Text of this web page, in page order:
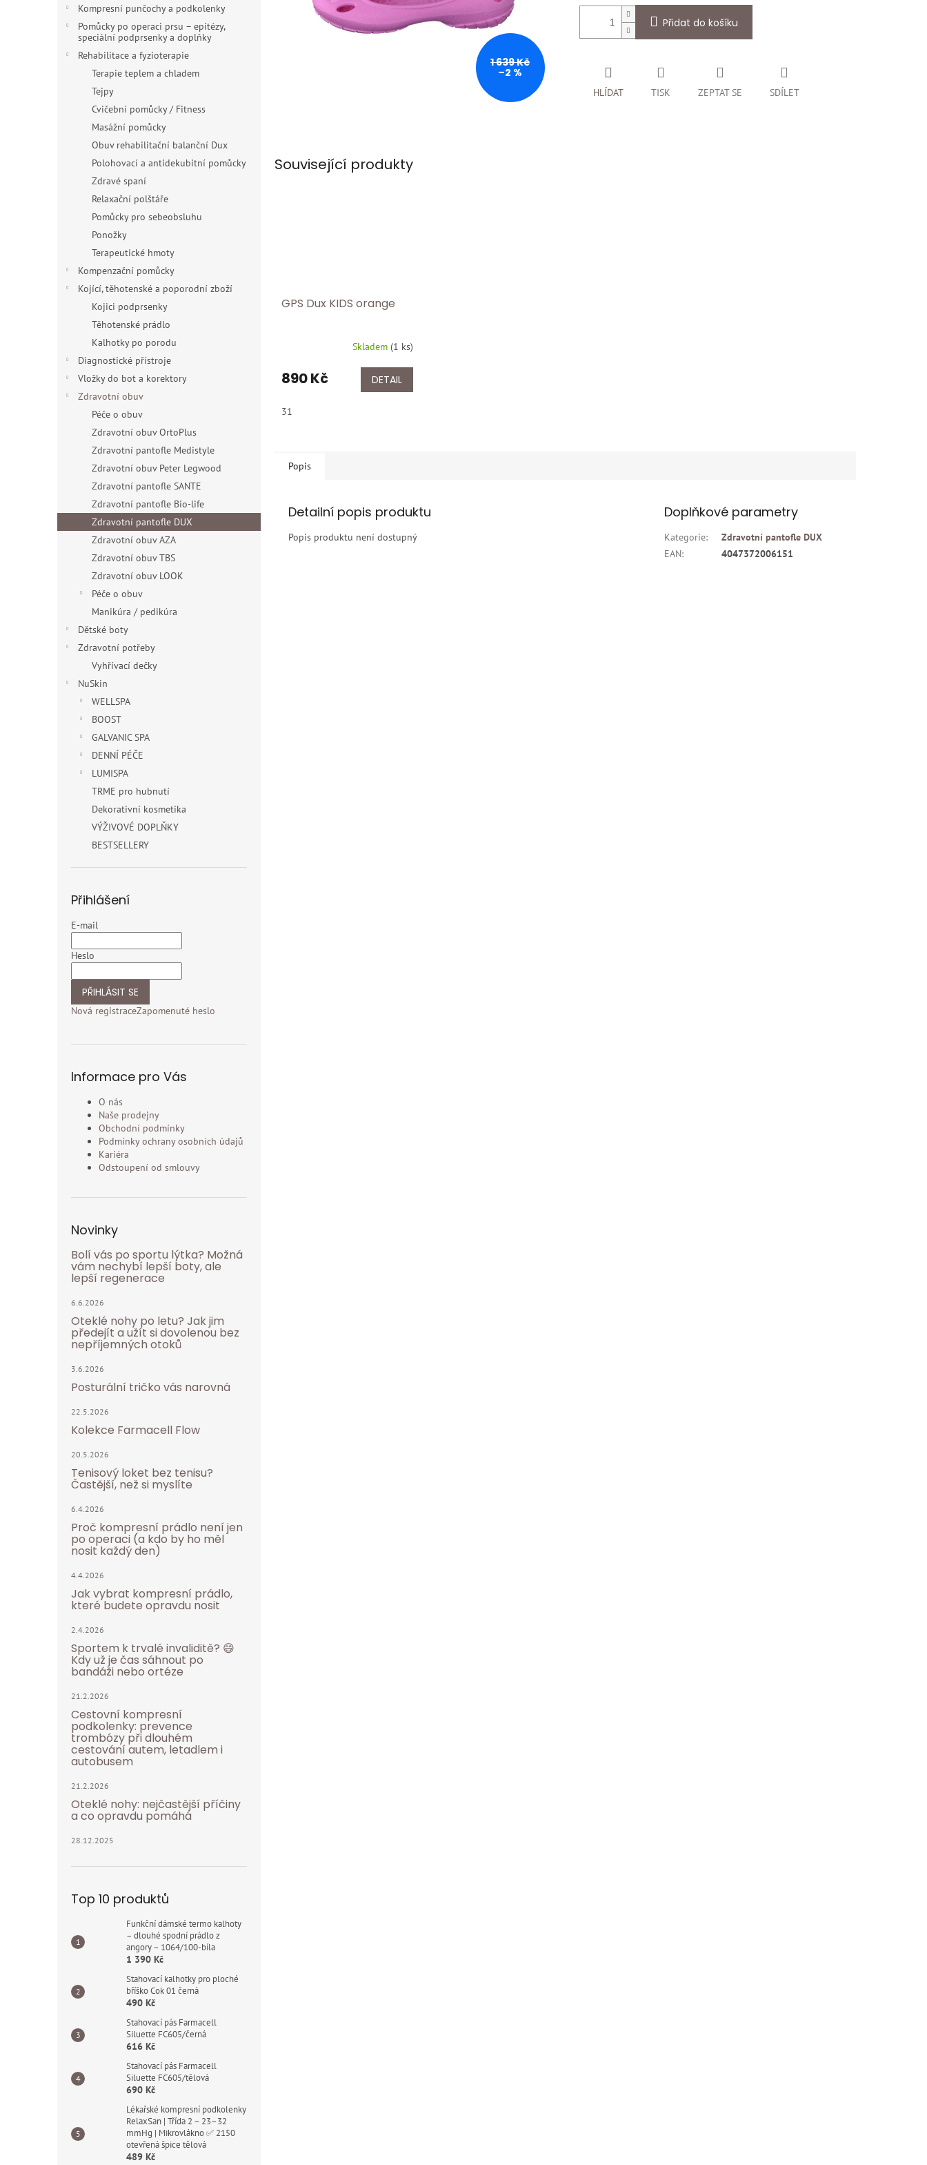
Kompresní punčochy a podkolenky
Pomůcky po operaci prsu – epitézy,
speciální podprsenky a doplňky
Rehabilitace a fyzioterapie
Terapie teplem a chladem
Tejpy
Cvičební pomůcky / Fitness
Masážní pomůcky
Obuv rehabilitační balanční Dux
Polohovací a antidekubitní pomůcky
Zdravé spaní
Relaxační polštáře
Pomůcky pro sebeobsluhu
Ponožky
Terapeutické hmoty
Kompenzační pomůcky
Kojící, těhotenské a poporodní zboží
Kojici podprsenky
Těhotenské prádlo
Kalhotky po porodu
Diagnostické přístroje
Vložky do bot a korektory
Zdravotní obuv
Péče o obuv
Zdravotní obuv OrtoPlus
Zdravotní pantofle Medistyle
Zdravotní obuv Peter Legwood
Zdravotní pantofle SANTE
Zdravotní pantofle Bio-life
Zdravotní pantofle DUX
Zdravotní obuv AZA
Zdravotní obuv TBS
Zdravotní obuv LOOK
Péče o obuv
Manikúra / pedikúra
Dětské boty
Zdravotní potřeby
Vyhřívací dečky
NuSkin
WELLSPA
BOOST
GALVANIC SPA
DENNÍ PÉČE
LUMISPA
TRME pro hubnutí
Dekorativní kosmetika
VÝŽIVOVÉ DOPLŇKY
BESTSELLERY
Přihlášení
E-mail
Heslo
PŘIHLÁSIT SE
Nová registraceZapomenuté heslo
Informace pro Vás
O nás
Naše prodejny
Obchodní podmínky
Podmínky ochrany osobních údajů
Kariéra
Odstoupení od smlouvy
Novinky
Bolí vás po sportu lýtka? Možná
vám nechybí lepší boty, ale
lepší regenerace
6.6.2026
Oteklé nohy po letu? Jak jim
předejít a užít si dovolenou bez
nepříjemných otoků
3.6.2026
Posturální tričko vás narovná
22.5.2026
Kolekce Farmacell Flow
20.5.2026
Tenisový loket bez tenisu?
Častější, než si myslíte
6.4.2026
Proč kompresní prádlo není jen
po operaci (a kdo by ho měl
nosit každý den)
4.4.2026
Jak vybrat kompresní prádlo,
které budete opravdu nosit
2.4.2026
Sportem k trvalé invaliditě? 😄
Kdy už je čas sáhnout po
bandáži nebo ortéze
21.2.2026
Cestovní kompresní
podkolenky: prevence
trombózy při dlouhém
cestování autem, letadlem i
autobusem
21.2.2026
Oteklé nohy: nejčastější příčiny
a co opravdu pomáhá
28.12.2025
Top 10 produktů
Funkční dámské termo kalhoty
– dlouhé spodní prádlo z
angory – 1064/100-bíla
1 390 Kč
Stahovací kalhotky pro ploché
bříško Cok 01 černá
490 Kč
Stahovací pás Farmacell
Siluette FC605/černá
616 Kč
Stahovací pás Farmacell
Siluette FC605/tělová
690 Kč
Lékařské kompresní podkolenky
RelaxSan | Třída 2 – 23–32
mmHg | Mikrovlákno ✅ 2150
otevřená špice tělová
489 Kč
1 639 Kč
–2 %
Přidat do košíku
TISK ZEPTAT SE
HLÍDAT SDÍLET
Související produkty
GPS Dux KIDS orange
Skladem (1 ks)
890 Kč DETAIL
31
Popis
Detailní popis produktu
Popis produktu není dostupný
Doplňkové parametry
Kategorie:
Zdravotní pantofle DUX
EAN: 4047372006151